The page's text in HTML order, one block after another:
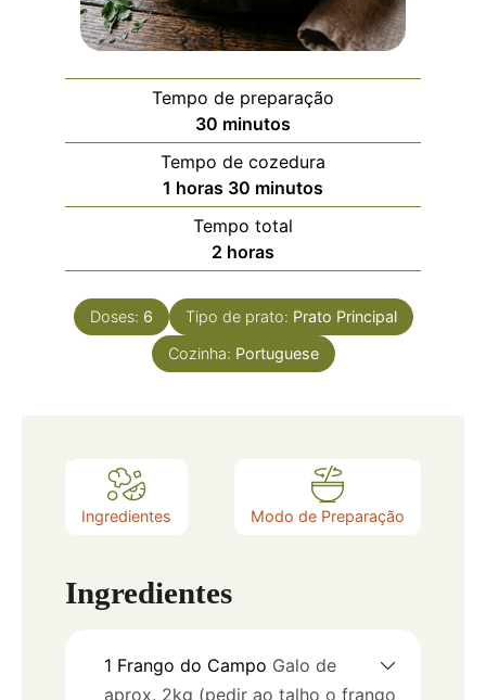
Tempo de preparação
30 minutos
Tempo de cozedura
1 horas 30 minutos
Tempo total
2 horas
Doses: 6 Tipo de prato: Prato Principal
Cozinha: Portuguese
Ingredientes Modo de Preparação
Ingredientes
1 Frango do Campo Galo de
aprox. 2kg (pedir ao talho o frango